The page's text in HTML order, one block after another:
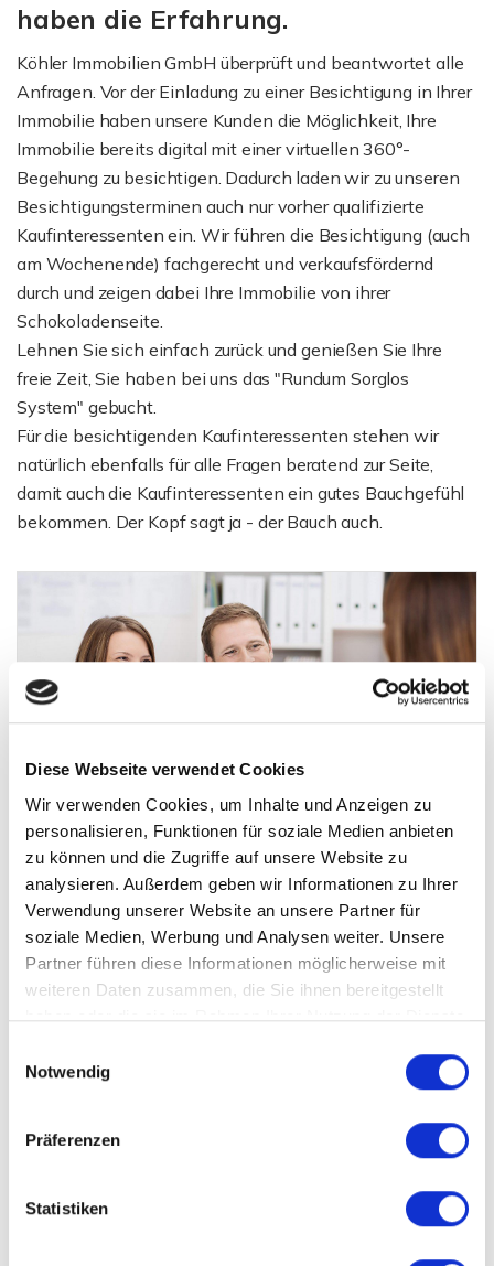
Diese Webseite verwendet Cookies
Wir verwenden Cookies, um Inhalte und Anzeigen zu
personalisieren, Funktionen für soziale Medien anbieten
zu können und die Zugriffe auf unsere Website zu
analysieren. Außerdem geben wir Informationen zu Ihrer
Verwendung unserer Website an unsere Partner für
soziale Medien, Werbung und Analysen weiter. Unsere
Partner führen diese Informationen möglicherweise mit
weiteren Daten zusammen, die Sie ihnen bereitgestellt
haben oder die sie im Rahmen Ihrer Nutzung der Dienste
Notwendig
Präferenzen
Statistiken
haben die Erfahrung.
Köhler Immobilien GmbH überprüft und beantwortet alle
Anfragen. Vor der Einladung zu einer Besichtigung in Ihrer
Immobilie haben unsere Kunden die Möglichkeit, Ihre
Immobilie bereits digital mit einer virtuellen 360°-
Begehung zu besichtigen. Dadurch laden wir zu unseren
Besichtigungsterminen auch nur vorher qualifizierte
Kaufinteressenten ein. Wir führen die Besichtigung (auch
am Wochenende) fachgerecht und verkaufsfördernd
durch und zeigen dabei Ihre Immobilie von ihrer
Schokoladenseite.
Lehnen Sie sich einfach zurück und genießen Sie Ihre
freie Zeit, Sie haben bei uns das "Rundum Sorglos
System" gebucht.
Für die besichtigenden Kaufinteressenten stehen wir
natürlich ebenfalls für alle Fragen beratend zur Seite,
damit auch die Kaufinteressenten ein gutes Bauchgefühl
bekommen. Der Kopf sagt ja - der Bauch auch.
6. Die Verkaufsverhandlungen -
Wir haben die Experten.
Wir verkaufen seit mehr als 34 Jahren Immobilien und
setzen den Verkaufspreis so marktgerecht an, dass dieser
Unser Ziel ist es, für Sie das beste am Markt erzielbare
Verkaufsprofis handeln wir für Sie das bestmögliche